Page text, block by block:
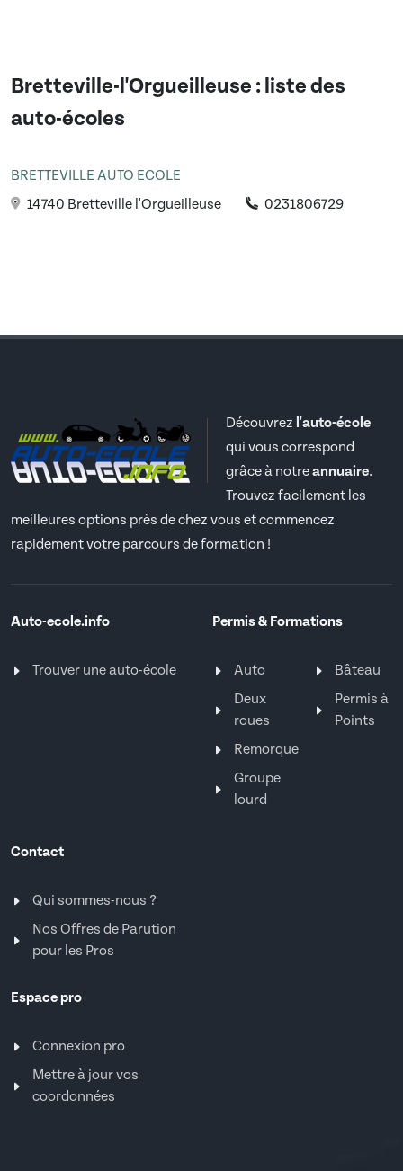
Bretteville-l'Orgueilleuse : liste des
auto-écoles
BRETTEVILLE AUTO ECOLE
14740 Bretteville l'Orgueilleuse
0231806729
Découvrez l'auto-école
qui vous correspond
grâce à notreannuaire.
Trouvez facilement les
meilleures options près de chez vous et commencez
rapidement votre parcours de formation !
Auto-ecole.info
Trouver une auto-école
Permis & Formations
Auto
Deux
roues
Remorque
Groupe
lourd
Bâteau
Permis à
Points
Contact
Qui sommes-nous ?
Nos Offres de Parution
pour les Pros
Espace pro
Connexion pro
Mettre à jour vos
coordonnées